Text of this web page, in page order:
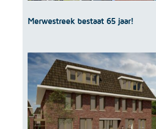
Merwestreek bestaat 65 jaar!